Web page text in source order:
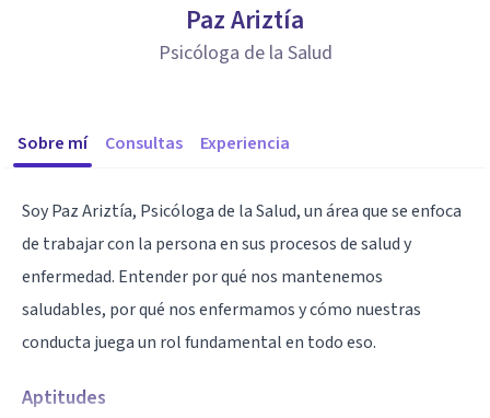
Paz Ariztía
Psicóloga de la Salud
Sobre mí Consultas Experiencia
Soy Paz Ariztía, Psicóloga de la Salud, un área que se enfoca
de trabajar con la persona en sus procesos de salud y
enfermedad. Entender por qué nos mantenemos
saludables, por qué nos enfermamos y cómo nuestras
conducta juega un rol fundamental en todo eso.
Aptitudes